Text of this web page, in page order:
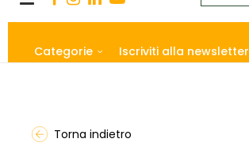
Categorie Iscriviti alla newsletter
Torna indietro